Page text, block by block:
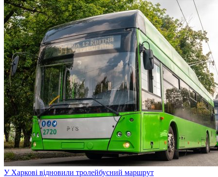
У Харкові відновили тролейбусний маршрут